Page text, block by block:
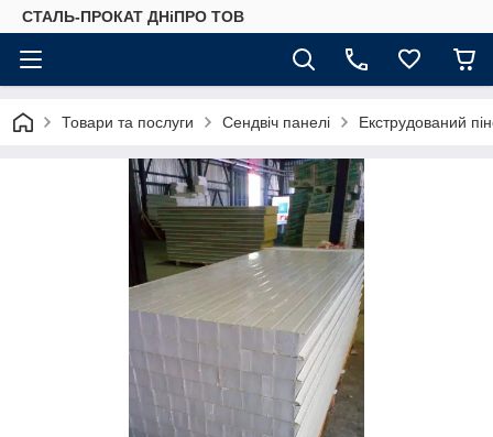
СТАЛЬ-ПРОКАТ ДНіПРО ТОВ
Товари та послуги Сендвіч панелі Екструдований